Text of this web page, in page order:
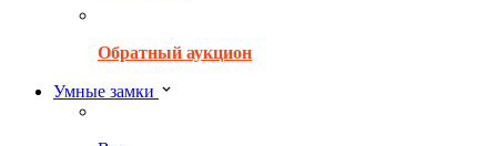
Обратный аукцион
Умные замки